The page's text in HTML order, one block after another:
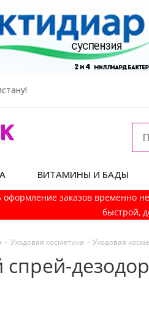
ВИТАМИНЫ И БАДЫ
заказов временно
быстрой,
- Уходовая косметика - Уходовая